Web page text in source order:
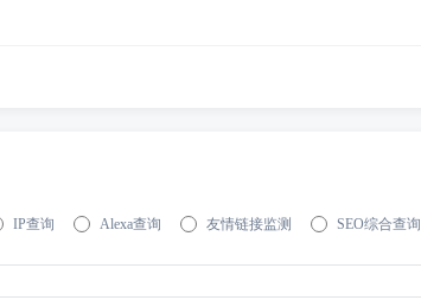
IP查询 Alexa查询 友情链接监测 SEO综合查询